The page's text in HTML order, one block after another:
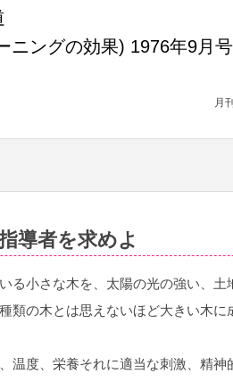
ニングの効果) 1976年9月号
月
導者を求めよ
る小さな木を、太陽の光の強い、
類の木とは思えないほど大きい木に
温度、栄養それに適当な刺激、精神